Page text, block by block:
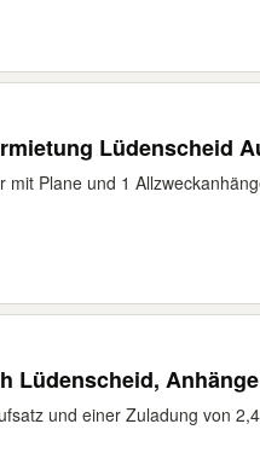
Lüdenscheid
Plane und 1
Lüdenscheid,
und einer Zuladung von